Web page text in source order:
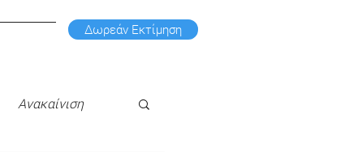
Δωρεάν Εκτίμηση
Ανακαίνιση